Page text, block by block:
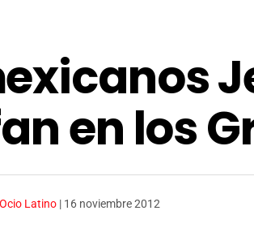
en los
Latino | 16 noviembre 2012